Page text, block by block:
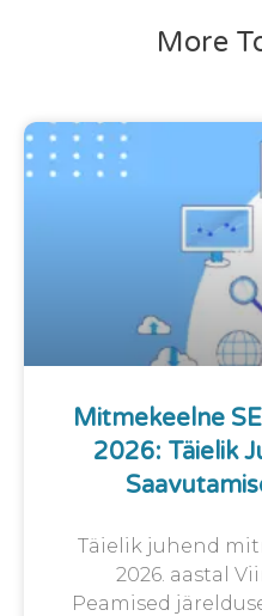
More
Mitmekeelne
2026: Täielik
Täielik juhend
2026. aastal
Peamised